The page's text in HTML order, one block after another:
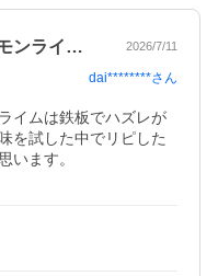
ピンクグレープフルーツとレモンライムは… 2026/7/11
dai********さん
イムは鉄板でハズレが
を試した中でリピした
います。